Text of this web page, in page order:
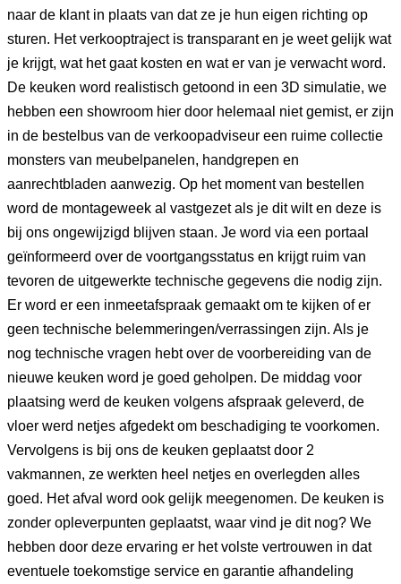
naar de klant in plaats van dat ze je hun eigen richting op
sturen. Het verkooptraject is transparant en je weet gelijk wat
je krijgt, wat het gaat kosten en wat er van je verwacht word.
De keuken word realistisch getoond in een 3D simulatie, we
hebben een showroom hier door helemaal niet gemist, er zijn
in de bestelbus van de verkoopadviseur een ruime collectie
monsters van meubelpanelen, handgrepen en
aanrechtbladen aanwezig. Op het moment van bestellen
word de montageweek al vastgezet als je dit wilt en deze is
bij ons ongewijzigd blijven staan. Je word via een portaal
geïnformeerd over de voortgangsstatus en krijgt ruim van
tevoren de uitgewerkte technische gegevens die nodig zijn.
Er word er een inmeetafspraak gemaakt om te kijken of er
geen technische belemmeringen/verrassingen zijn. Als je
nog technische vragen hebt over de voorbereiding van de
nieuwe keuken word je goed geholpen. De middag voor
plaatsing werd de keuken volgens afspraak geleverd, de
vloer werd netjes afgedekt om beschadiging te voorkomen.
Vervolgens is bij ons de keuken geplaatst door 2
vakmannen, ze werkten heel netjes en overlegden alles
goed. Het afval word ook gelijk meegenomen. De keuken is
zonder opleverpunten geplaatst, waar vind je dit nog? We
hebben door deze ervaring er het volste vertrouwen in dat
eventuele toekomstige service en garantie afhandeling